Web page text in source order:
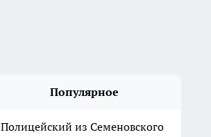
Популярное
Полицейский из Семеновского